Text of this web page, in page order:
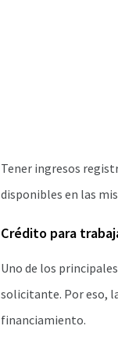
Tener ingresos
disponibles en las
Crédito para
Uno de los
solicitante. Por eso,
financiamiento.